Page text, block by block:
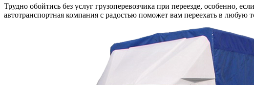
Трудно обойтись без услуг грузоперевозчика при переезде, особенно,
автотранспортная компания с радостью поможет вам переехать в любую